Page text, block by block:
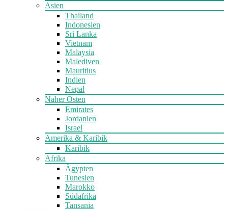
Asien
Thailand
Indonesien
Sri Lanka
Vietnam
Malaysia
Malediven
Mauritius
Indien
Nepal
Naher Osten
Emirates
Jordanien
Israel
Amerika & Karibik
Karibik
Afrika
Ägypten
Tunesien
Marokko
Südafrika
Tansania